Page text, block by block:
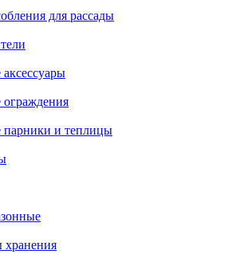
для рассады
парники и теплицы